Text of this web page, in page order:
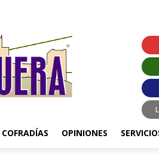
COFRADÍAS OPINIONES